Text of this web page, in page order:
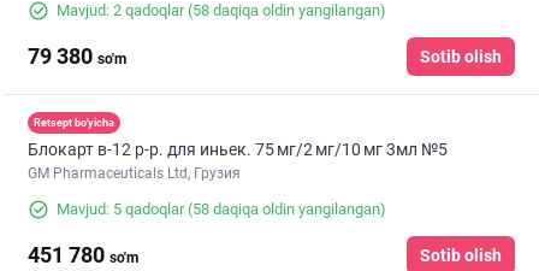
Mavjud: 2 qadoqlar(58 daqiqa oldin yangilangan)
79 380 so'm Sotib olish
Retsept bo'yicha
Блокарт в-12 р-р. для иньек. 75 мг/2 мг/10 мг 3мл №5
GM Pharmaceuticals Ltd, Грузия
Mavjud: 5 qadoqlar(58 daqiqa oldin yangilangan)
451 780 so'm Sotib olish